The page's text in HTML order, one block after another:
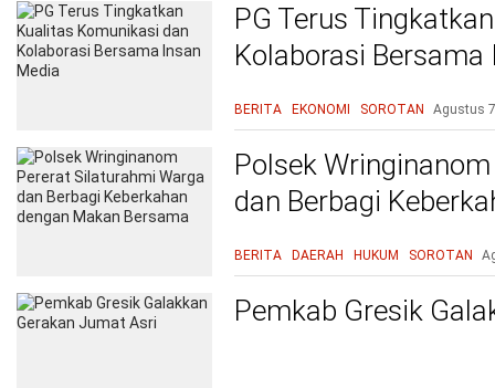
PG Terus
Kolaborasi Bersama
BERITA EKONOMI SOROTAN Agustus
Polsek
dan Berbagi
BERITA DAERAH HUKUM SOROTAN
Pemkab Gresik